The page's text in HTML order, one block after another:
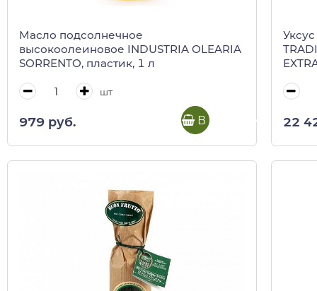
Масло подсолнечное
высокоолеиновое INDUSTRIA OLEARIA
SORRENTO, пластик, 1 л
шт
979 руб. В корзину 22